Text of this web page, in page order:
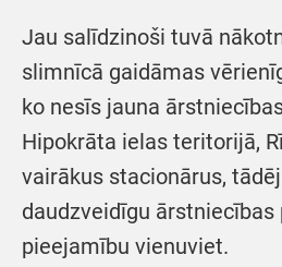
Jau salīdzinoši tuvā
slimnīcā gaidāmas
ko nesīs jauna
Hipokrāta ielas teritorijā,
vairākus stacionārus,
daudzveidīgu ārstniecības
pieejamību vienuviet.